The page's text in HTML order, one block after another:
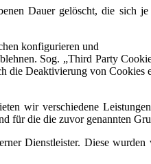
Dauer gelöscht, die
konfigurieren und
Sog. „Third Party
die Deaktivierung von
wir verschiedene
für die die zuvor genannten
Dienstleister. Diese